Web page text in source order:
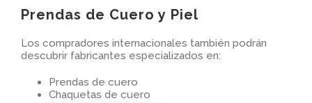
Prendas de Cuero y Piel
Los compradores internacionales también podrán
descubrir fabricantes especializados en:
Prendas de cuero
Chaquetas de cuero